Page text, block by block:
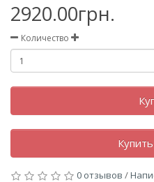
2920.00грн.
Количество
0 отзывов /